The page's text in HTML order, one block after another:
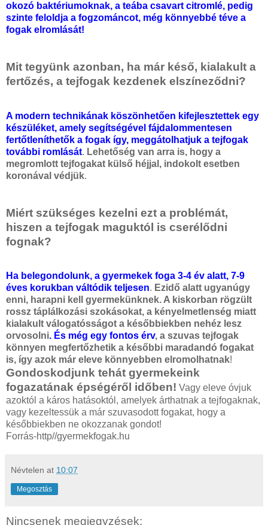
okozó baktériumoknak, a teába csavart citromlé, pedig
szinte feloldja a fogzománcot, még könnyebbé téve a
fogak elromlását!
Mit tegyünk azonban, ha már késő, kialakult a
fertőzés, a tejfogak kezdenek elszíneződni?
A modern technikának köszönhetően kifejlesztettek egy
készüléket, amely segítségével fájdalommentesen
fertőtleníthetők a fogak így, meggátolhatjuk a tejfogak
további romlását. Lehetőség van arra is, hogy a
megromlott tejfogakat külső héjjal, indokolt esetben
koronával védjük.
Miért szükséges kezelni ezt a problémát,
hiszen a tejfogak maguktól is cserélődni
fognak?
Ha belegondolunk, a gyermekek foga 3-4 év alatt, 7-9
éves korukban váltódik teljesen. Ezidő alatt ugyanúgy
enni, harapni kell gyermekünknek. A kiskorban rögzült
rossz táplálkozási szokásokat, a kényelmetlenség miatt
kialakult válogatósságot a későbbiekben nehéz lesz
orvosolni. És még egy fontos érv, a szuvas tejfogak
könnyen megfertőzhetik a későbbi maradandó fogakat
is, így azok már eleve könnyebben elromolhatnak!
Gondoskodjunk tehát gyermekeink
fogazatának épségéről időben! Vagy eleve óvjuk
azoktól a káros hatásoktól, amelyek árthatnak a tejfogaknak,
vagy kezeltessük a már szuvasodott fogakat, hogy a
későbbiekben ne okozzanak gondot!
Forrás-http//gyermekfogak.hu
Névtelen at 10:07
Megosztás
Nincsenek megjegyzések: